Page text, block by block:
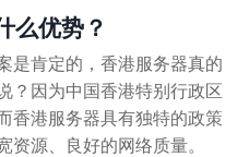
么优势？
是肯定的，香港服务器真的
？因为中国香港特别行政区
香港服务器具有独特的政策
资源、良好的网络质量。